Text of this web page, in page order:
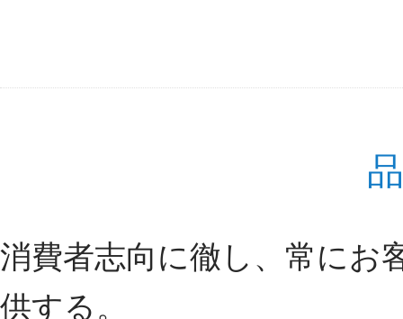
消費者志向に徹し、常にお
供する。